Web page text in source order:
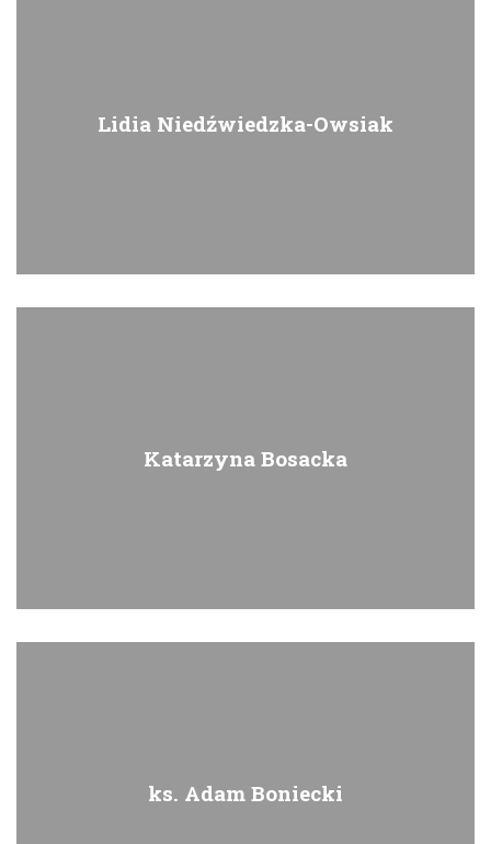
Lidia Niedźwiedzka-Owsiak
Katarzyna Bosacka
ks. Adam Boniecki